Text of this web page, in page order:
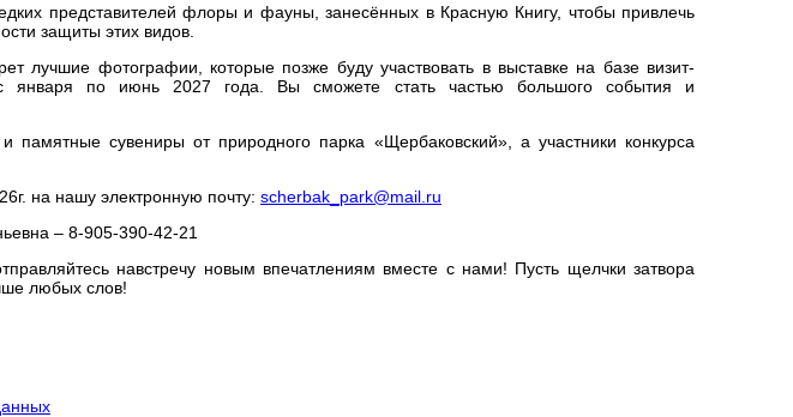
представителей флоры и фауны, занесённых в Красную Книгу, чтобы привлечь
защиты этих видов.
лучшие фотографии, которые позже буду участвовать в выставке на базе визит-
с января по июнь 2027 года. Вы сможете стать частью большого события и
памятные сувениры от природного парка «Щербаковский», а участники конкурса
на нашу электронную почту: scherbak_park@mail.ru
– 8-905-390-42-21
навстречу новым впечатлениям вместе с нами! Пусть щелчки затвора
любых слов!